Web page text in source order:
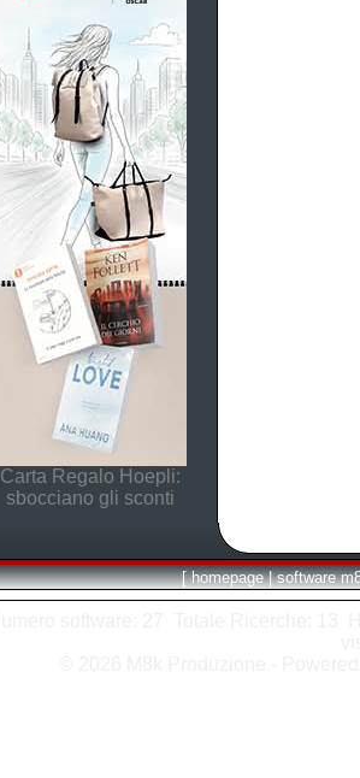
Carta Regalo Hoepli:
sbocciano gli sconti
[ homepage | software